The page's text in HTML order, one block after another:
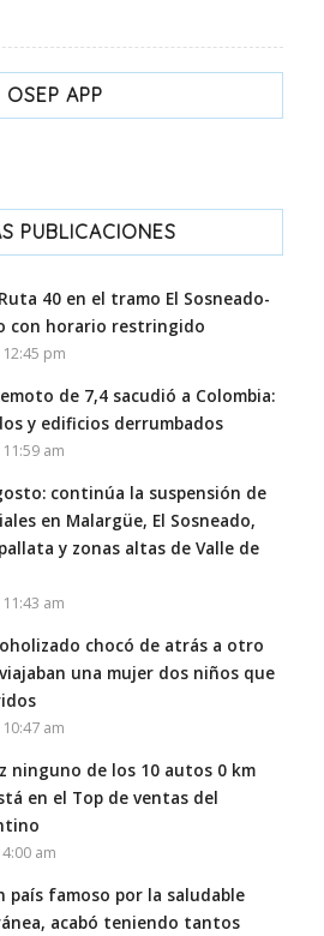
OSEP APP
PUBLICACIONES
40 en el tramo El Sosneado-
con horario restringido
pm
de 7,4 sacudió a Colombia:
y edificios derrumbados
am
continúa la suspensión de
en Malargüe, El Sosneado,
y zonas altas de Valle de
am
chocó de atrás a otro
una mujer dos niños que
am
ninguno de los 10 autos 0 km
en el Top de ventas del
am
país famoso por la saludable
acabó teniendo tantos